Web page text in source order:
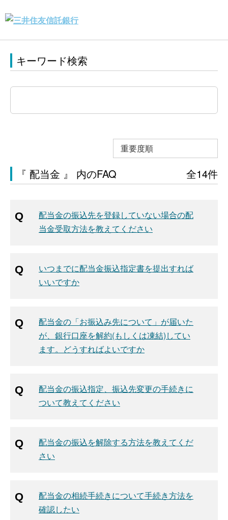
キーワード検索
重要度順
『 配当金 』 内のFAQ 全14件
配当金の振込先を登録していない場合の配
当金受取方法を教えてください
いつまでに配当金振込指定書を提出すれば
いいですか
配当金の「お振込み先について」が届いた
が、銀行口座を解約(もしくは凍結)してい
ます。どうすればよいですか
配当金の振込指定、振込先変更の手続きに
ついて教えてください
配当金の振込を解除する方法を教えてくだ
さい
配当金の相続手続きについて手続き方法を
確認したい